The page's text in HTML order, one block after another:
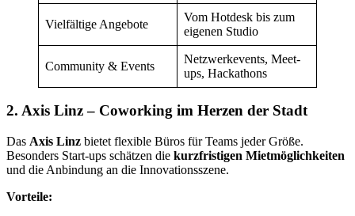
Vielfältige Angebote
Vom Hotdesk bis zum
eigenen Studio
Community & Events
Netzwerkevents, Meet-
ups, Hackathons
2. Axis Linz – Coworking im Herzen der Stadt
Das Axis Linz bietet flexible Büros für Teams jeder Größe.
Besonders Start-ups schätzen die kurzfristigen Mietmöglichkeiten
und die Anbindung an die Innovationsszene.
Vorteile: